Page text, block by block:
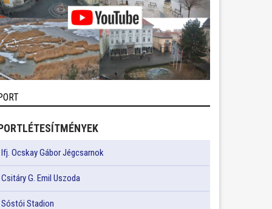
Ifj. Ocskay Gábor Jégcsarnok
Csitáry G. Emil Uszoda
Sóstói Stadion